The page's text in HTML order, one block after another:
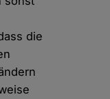
die